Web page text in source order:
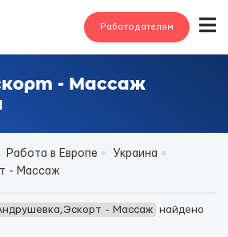
Работодателям
- Массаж
Работа в Европе
Украина
- Массаж
- Массаж найдено